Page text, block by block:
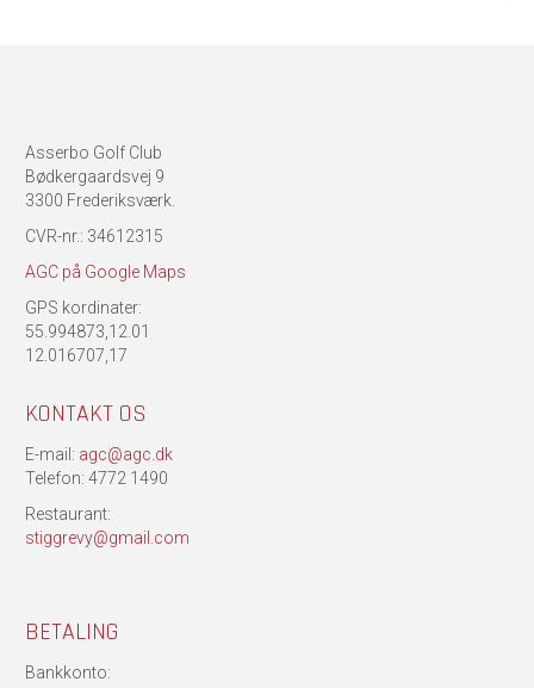
Asserbo Golf Club
Bødkergaardsvej 9
3300 Frederiksværk.
CVR-nr.: 34612315
AGC på Google Maps
GPS kordinater:
55.994873,12.01
12.016707,17
KONTAKT OS
E-mail: agc@agc.dk
Telefon: 4772 1490
Restaurant:
stiggrevy@gmail.com
BETALING
Bankkonto: